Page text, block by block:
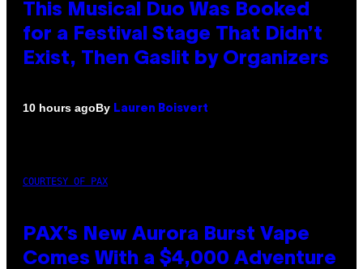
This Musical Duo Was Booked
for a Festival Stage That Didn’t
Exist, Then Gaslit by Organizers
10 hours agoBy Lauren Boisvert
COURTESY OF PAX
PAX’s New Aurora Burst Vape
Comes With a $4,000 Adventure